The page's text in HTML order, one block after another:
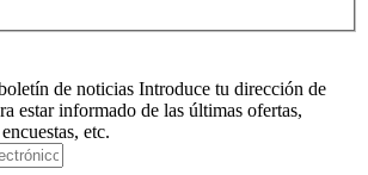
de noticias Introduce tu dirección de
estar informado de las últimas ofertas,
etc.